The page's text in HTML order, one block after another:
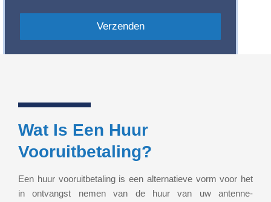
Wat Is Een Huur
Vooruitbetaling?
Een huur vooruitbetaling is een alternatieve vorm voor het
in ontvangst nemen van de huur van uw antenne-